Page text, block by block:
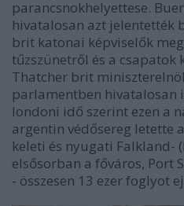
parancsnokhelyettese.
hivatalosan azt jelentették
brit katonai képviselők
tűzszünetről és a
Thatcher brit
parlamentben hivatalosan
londoni idő szerint ezen a
argentin védősereg letette
keleti és nyugati Falkland-
elsősorban a főváros, Port
- összesen 13 ezer foglyot